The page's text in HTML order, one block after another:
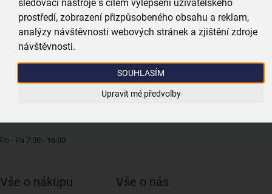
sledovací nástroje s cílem vylepšení uživatelského
prostředí, zobrazení přizpůsobeného obsahu a reklam,
analýzy návštěvnosti webových stránek a zjištění zdroje
návštěvnosti.
SOUHLASÍM
Upravit mé předvolby
Vyhledat nejbližší prodejnu
Po - Pá 7:00 - 16:00
Vše o nákupu Vše o nás